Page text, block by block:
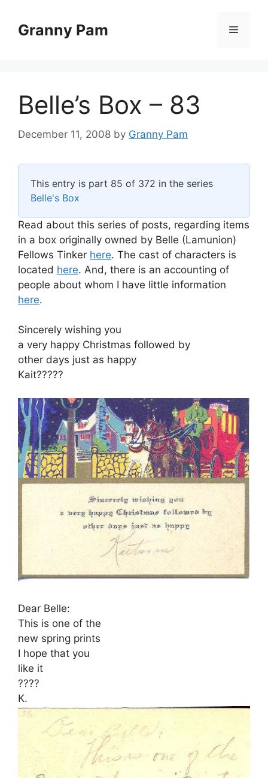
contentGranny Pam Menu
Belle’s Box – 83
December 11, 2008 by Granny Pam
This entry is part 85 of 372 in the series
Belle's Box
Read about this series of posts, regarding items
in a box originally owned by Belle (Lamunion)
Fellows Tinker here. The cast of characters is
located here. And, there is an accounting of
people about whom I have little information
here.
Sincerely wishing you
a very happy Christmas followed by
other days just as happy
Kait?????
Dear Belle:
This is one of the
new spring prints
I hope that you
like it
????
K.